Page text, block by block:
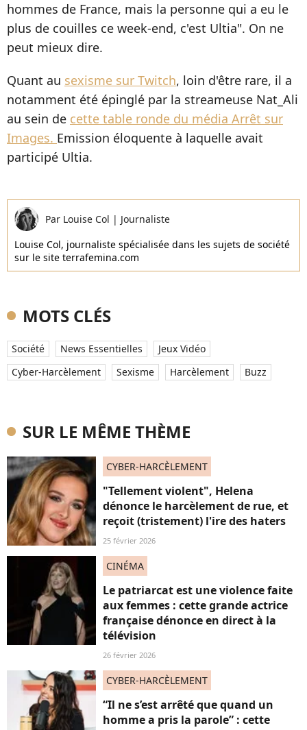
hommes de France, mais la personne qui a eu le
plus de couilles ce week-end, c'est Ultia". On ne
peut mieux dire.
Quant au sexisme sur Twitch, loin d'être rare, il a
notamment été épinglé par la streameuse Nat_Ali
au sein de cette table ronde du média Arrêt sur
Images. Emission éloquente à laquelle avait
participé Ultia.
Par Louise Col | Journaliste
Louise Col, journaliste spécialisée dans les sujets de société
sur le site terrafemina.com
MOTS CLÉS
Société News Essentielles
Jeux Vidéo
Cyber-Harcèlement
Sexisme Harcèlement Buzz
SUR LE MÊME THÈME
CYBER-HARCÈLEMENT
"Tellement violent", Helena
dénonce le harcèlement de rue, et
reçoit (tristement) l'ire des haters
25 février 2026
CINÉMA
Le patriarcat est une violence faite
aux femmes : cette grande actrice
française dénonce en direct à la
télévision
26 février 2026
CYBER-HARCÈLEMENT
“Il ne s’est arrêté que quand un
homme a pris la parole” : cette